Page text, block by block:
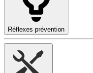
Réflexes prévention